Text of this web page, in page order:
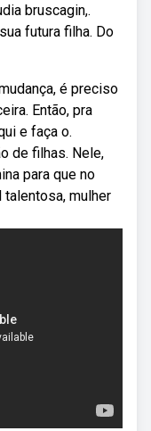
bruscagin,.
futura filha. Do
é preciso
Então, pra
e faça o.
de filhas. Nele,
para que no
mulher